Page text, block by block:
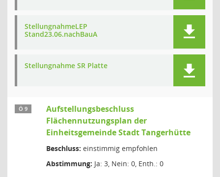
StellungnahmeLEP
Stand23.06.nachBauA
Stellungnahme SR Platte
Ö 9
Aufstellungsbeschluss
Flächennutzungsplan der
Einheitsgemeinde Stadt Tangerhütte
Beschluss: einstimmig empfohlen
Abstimmung: Ja: 3, Nein: 0, Enth.: 0